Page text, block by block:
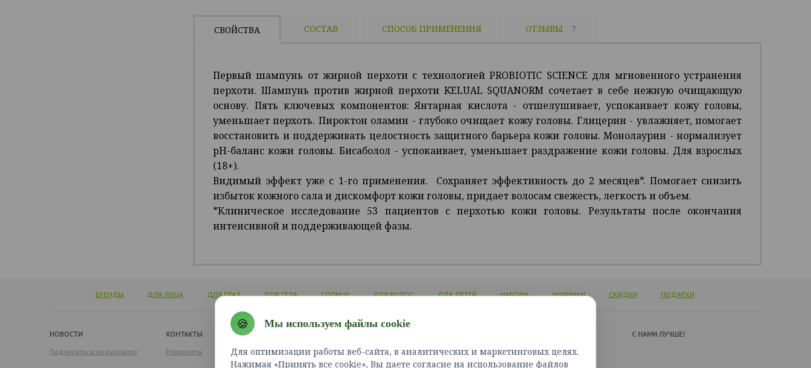
СВОЙСТВА СОСТАВ СПОСОБ ПРИМЕНЕНИЯ ОТЗЫВЫ 7
Первый шампунь от жирной перхоти с технологией PROBIOTIC SCIENCE для мгновенного устранения
перхоти. Шампунь против жирной перхоти KELUAL SQUANORM сочетает в себе нежную очищающую
основу. Пять ключевых компонентов: Янтарная кислота - отшелушивает, успокаивает кожу головы,
уменьшает перхоть. Пироктон оламин - глубоко очищает кожу головы. Глицерин - увлажняет, помогает
восстановить и поддерживать целостность защитного барьера кожи головы. Монолаурин - нормализует
pH-баланс кожи головы. Бисаболол - успокаивает, уменьшает раздражение кожи головы. Для взрослых
(18+).
Видимый эффект уже с 1-го применения. Сохраняет эффективность до 2 месяцев*. Помогает снизить
избыток кожного сала и дискомфорт кожи головы, придает волосам свежесть, легкость и объем.
*Клиническое исследование 53 пациентов с перхотью кожи головы. Результаты после окончания
интенсивной и поддерживающей фазы.
БРЕНДЫ ДЛЯ ЛИЦА ДЛЯ ГЛАЗ ДЛЯ ТЕЛА СОЛНЦЕ ДЛЯ ВОЛОС ДЛЯ ДЕТЕЙ НАБОРЫ НОВИНКИ СКИДКИ ПОДАРКИ
НОВОСТИ
Подписаться на рассылку
КОНТАКТЫ
Реквизиты
Войти
Зарегистрироваться
Доставка и оплата
Как сделать заказ?
Связаться с нами
Карта сайта
C НАМИ ЛУЧШЕ!
🍪 Мы используем файлы cookie
Для оптимизации работы веб-сайта, в аналитических и маркетинговых целях.
Нажимая «Принять все cookie», Вы даете согласие на использование файлов